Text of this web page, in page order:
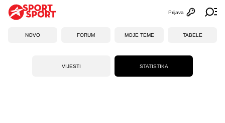
Otvori
Prijava
NOVO FORUM MOJE TEME TABELE
VIJESTI STATISTIKA